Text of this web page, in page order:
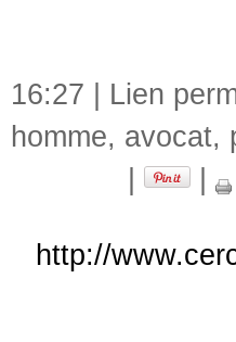
16:27 | Lien
homme, avocat,
http://